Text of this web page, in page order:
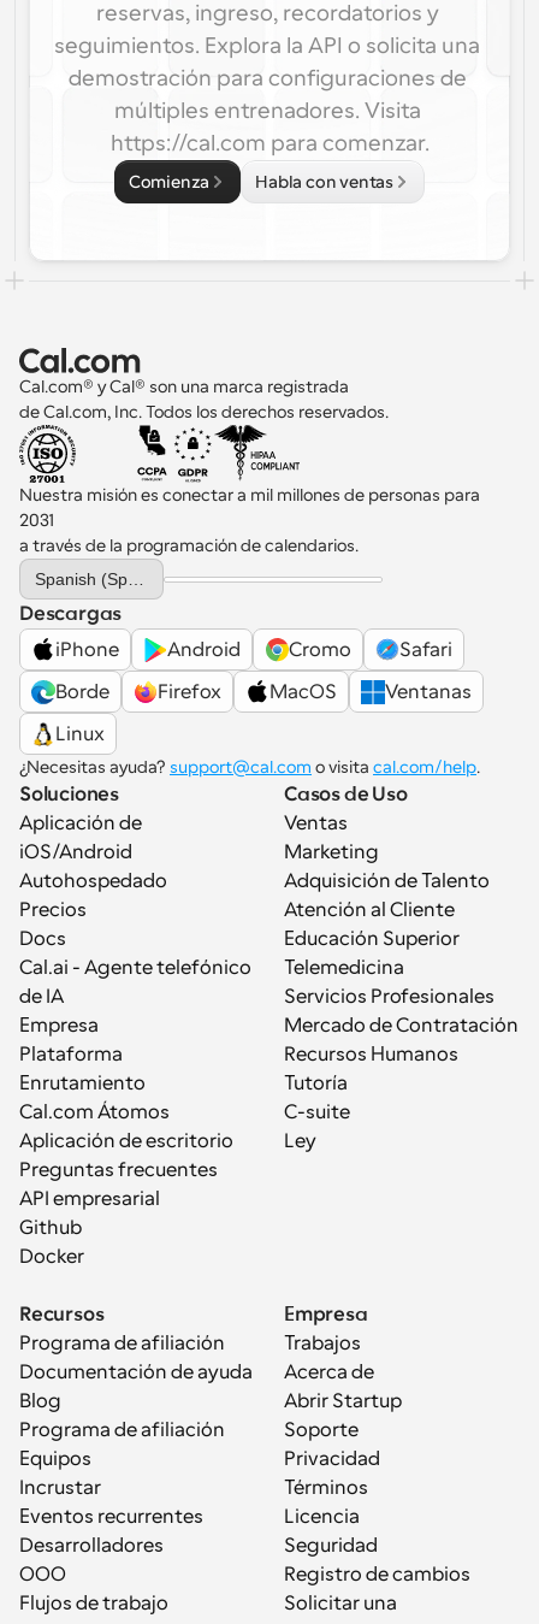
reservas, ingreso, recordatorios y
seguimientos. Explora la API o solicita una
demostración para configuraciones de
múltiples entrenadores. Visita
https://cal.com para comenzar.
Comienza Habla con ventas
Cal.com® y Cal® son una marca registrada
de Cal.com, Inc. Todos los derechos reservados.
Nuestra misión es conectar a mil millones de personas para
2031
a través de la programación de calendarios.
Select Language
Descargas
iPhone
Android Cromo
Safari
Borde
Firefox MacOS
Ventanas
Linux
¿Necesitas ayuda? support@cal.com o visita cal.com/help.
Soluciones
Aplicación de
iOS/Android
Autohospedado
Precios
Docs
Cal.ai - Agente telefónico
de IA
Empresa
Plataforma
Enrutamiento
Cal.com Átomos
Aplicación de escritorio
Preguntas frecuentes
API empresarial
Github
Docker
Casos de Uso
Ventas
Marketing
Adquisición de Talento
Atención al Cliente
Educación Superior
Telemedicina
Servicios Profesionales
Mercado de Contratación
Recursos Humanos
Tutoría
C-suite
Ley
Recursos
Programa de afiliación
Documentación de ayuda
Blog
Programa de afiliación
Equipos
Incrustar
Eventos recurrentes
Desarrolladores
OOO
Flujos de trabajo
Empresa
Trabajos
Acerca de
Abrir Startup
Soporte
Privacidad
Términos
Licencia
Seguridad
Registro de cambios
Solicitar una